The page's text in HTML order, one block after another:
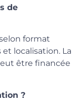
de
format
localisation. La
être financée
?